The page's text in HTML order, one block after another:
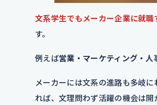
文系学生でもメーカー企業に就職
す。
例えば営業・マーケティング・
メーカーには文系の進路も多岐
れば、文理問わず活躍の機会は開